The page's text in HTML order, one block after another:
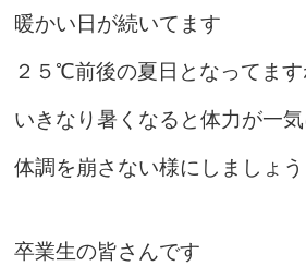
暖かい日が続いてます
２５℃前後の夏日となってます
いきなり暑くなると体力が一
体調を崩さない様にしましょう
卒業生の皆さんです